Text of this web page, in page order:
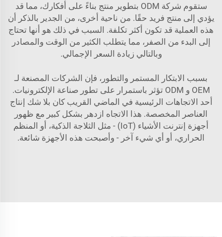
ستقوم شركة ODM بتطوير منتج بناءً على أفكارك، مما قد
يؤدي إلى منتج فريد حقًا. من ناحية أخرى، من الجدير بالذكر أن
هذه العملية قد تكون أكثر تكلفة. السبب في ذلك هو أنها تحتاج
إلى البدء من الصفر، مما يتطلب الكثير من الوقت والمصادر
وبالتالي زيادة السعر الإجمالي.
بسبب الابتكار المستمر والتطور، فإن الشركات المصنعة لـ
OEM و ODM تؤثر باستمرار على تطور صناعة الإلكترونيات.
أحد الاتجاهات الرئيسية في الماضي القريب كان بلا شك إنتاج
العناصر المخصصة. هذا الاتجاه ازدهر بشكل كبير مع ظهور
أجهزة إنترنت الأشياء (IoT) - مثل الثلاجة الذكية، أو المنظم
الحراري، أو أي شيء آخر - وأصبحت هذه الأجهزة شائعة.